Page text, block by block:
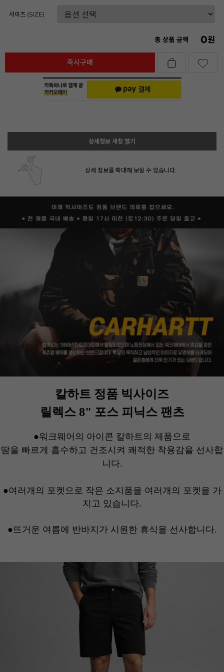
사이즈 (SIZE)
총 상품 금액 0원
즉시구매
상세정보 새창 열기
상세 정보를 확대해 보실 수 있습니다.
칼하트 정품 빅사이즈
릴렉스 8" 포스 피닉스 팬츠
●워크웨어의 아이콘 칼하트의 제품으로
땀을 빠르게 흡수하고 건조시켜 쾌적한 착용감을 선사합
니다.
●여러개의 포켓으로 작은 소지품을 여러개의 포켓을 가
지고 있습니다.
●뜨거운 여름에 반바지가 시원한 휴식을 선사합니다.